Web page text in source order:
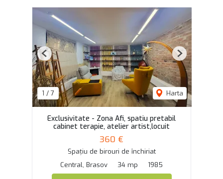
1 / 7 Harta
Previous Next
Exclusivitate - Zona Afi, spatiu pretabil
cabinet terapie, atelier artist,locuit
360 €
Spațiu de birouri de închiriat
Central, Brasov
34 mp 1985